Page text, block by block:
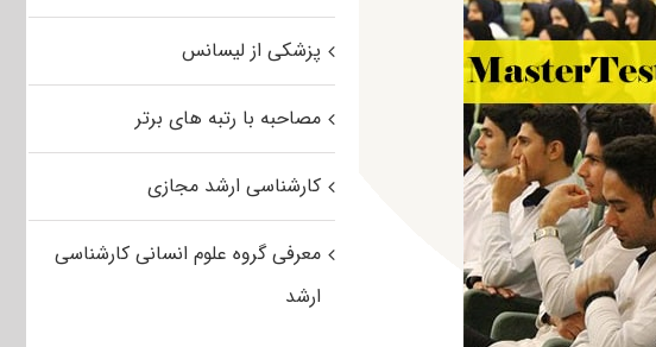
پزشکی از لیسانس
مصاحبه با رتبه های برتر
کارشناسی ارشد مجازی
معرفی گروه علوم انسانی کارشناسی
ارشد